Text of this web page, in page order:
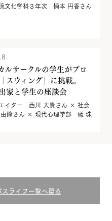
文化学科３年次 楠本 円香さん
ルサークルの学生がプロ
スウィング」に挑戦。
家と学生の座談会
イター 西川 大貴さん × 社会
峰さん × 現代心理学部 礒 珠
ライフ一覧へ戻る